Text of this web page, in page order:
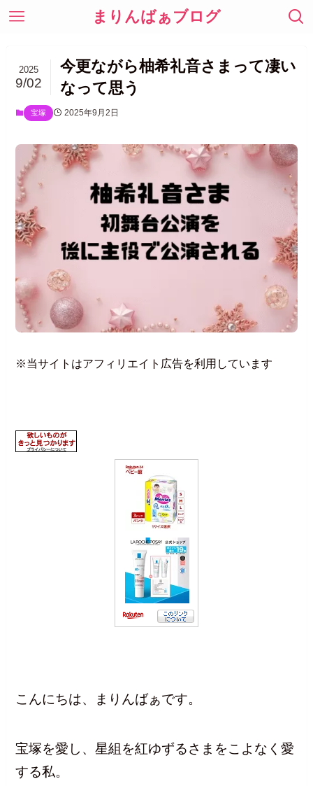
まりんばぁブログ
今更ながら柚希礼音さまって凄い
なって思う
2025
9/02
宝塚 2025年9月2日
※当サイトはアフィリエイト広告を利用しています
こんにちは、まりんばぁです。
宝塚を愛し、星組を紅ゆずるさまをこよなく愛
する私。